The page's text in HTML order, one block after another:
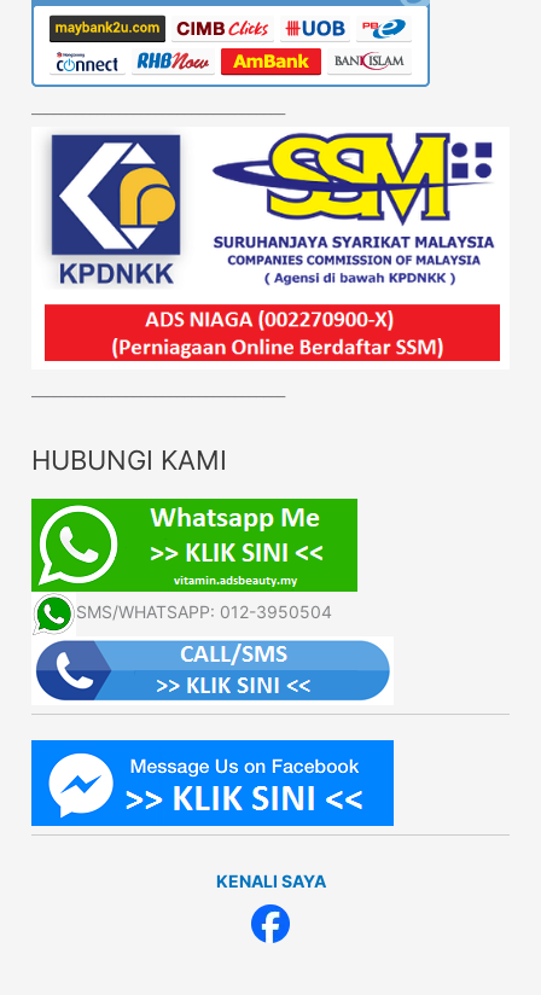
HUBUNGI KAMI
SMS/WHATSAPP: 012-3950504
KENALI SAYA